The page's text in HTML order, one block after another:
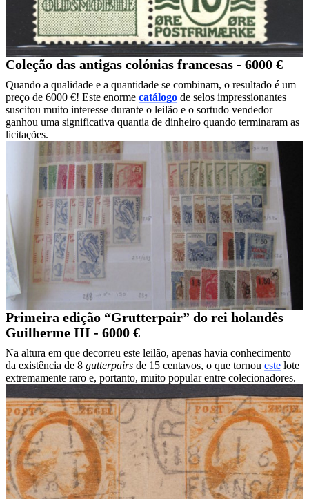
Coleção das antigas colónias francesas - 6000 €
Quando a qualidade e a quantidade se combinam, o resultado é um
preço de 6000 €! Este enorme catálogo de selos impressionantes
suscitou muito interesse durante o leilão e o sortudo vendedor
ganhou uma significativa quantia de dinheiro quando terminaram as
licitações.
Primeira edição “Grutterpair” do rei holandês
Guilherme III - 6000 €
Na altura em que decorreu este leilão, apenas havia conhecimento
da existência de 8 gutterpairs de 15 centavos, o que tornou este lote
extremamente raro e, portanto, muito popular entre colecionadores.